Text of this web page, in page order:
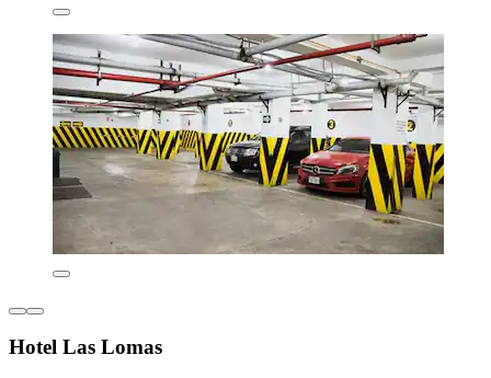
Hotel Las Lomas